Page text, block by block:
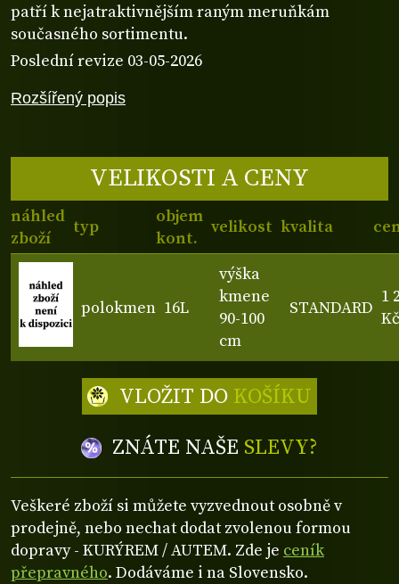
Rozšířený popis
patří k nejatraktivnějším raným meruňkám
současného sortimentu.
Poslední revize 03-05-2026
VELIKOSTI A CENY
náhled
zboží
typ
objem
kont.
velikost kvalita
polokmen 16L
výška
kmene
90-100
cm
STANDARD
1
Kč
ZNÁTE NAŠE SLEVY?
VLOŽIT DO KOŠÍKU
Veškeré zboží si můžete vyzvednout osobně v
prodejně, nebo nechat dodat zvolenou formou
dopravy - KURÝREM / AUTEM. Zde je ceník
přepravného. Dodáváme i na Slovensko.